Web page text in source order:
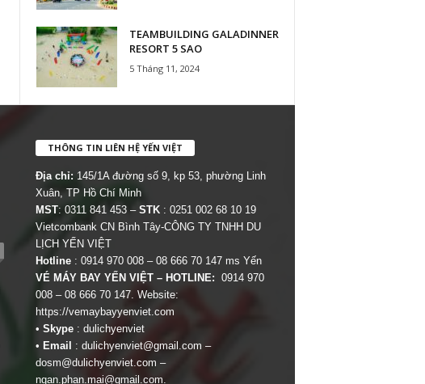
TEAMBUILDING GALADINNER
RESORT 5 SAO
5 Tháng 11, 2024
THÔNG TIN LIÊN HỆ YẾN VIỆT
Địa chỉ: 145/1A đường số 9, kp 53, phường Linh
Xuân, TP Hồ Chí Minh
MST: 0311 841 453 – STK: 0251 002 68 10 19
Vietcombank CN Bình Tây-CÔNG TY TNHH DU
LỊCH YẾN VIỆT
Hotline : 0914 970 008 – 08 666 70 147 ms Yến
VÉ MÁY BAY YẾN VIỆT – HOTLINE: 0914 970
008 – 08 666 70 147. Website:
https://vemaybayyenviet.com
• Skype: dulichyenviet
• Email : dulichyenviet@gmail.com –
dosm@dulichyenviet.com –
ngan.phan.mai@gmail.com